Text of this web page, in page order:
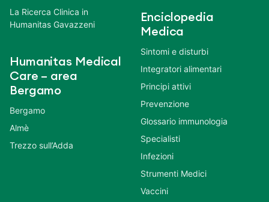
La Ricerca Clinica in
Humanitas Gavazzeni
Humanitas Medical
Care – area
Bergamo
Bergamo
Almè
Trezzo sull’Adda
Enciclopedia
Medica
Sintomi e disturbi
Integratori alimentari
Principi attivi
Prevenzione
Glossario immunologia
Specialisti
Infezioni
Strumenti Medici
Vaccini